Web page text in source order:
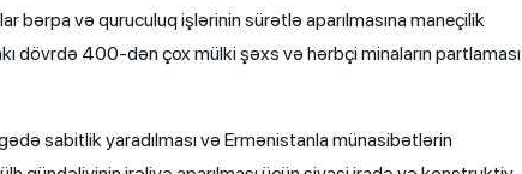
bərpa və quruculuq işlərinin sürətlə aparılmasına maneçilik
dövrdə 400-dən çox mülki şəxs və hərbçi minaların partlaması
sabitlik yaradılması və Ermənistanla münasibətlərin